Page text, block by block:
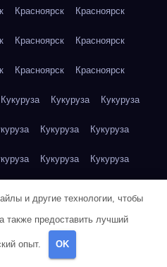
Красноярск Красноярск
Красноярск Красноярск
Красноярск Красноярск
Кукуруза Кукуруза Кукуруза
Кукуруза Кукуруза
Кукуруза Кукуруза
грудка Куриная грудка
грудка Куриная грудка
и другие технологии, чтобы
также предоставить лучший
опыт. OK